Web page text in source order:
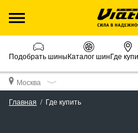
Подобрать шиныКаталог шинГде
Москва
Главная
Где купить